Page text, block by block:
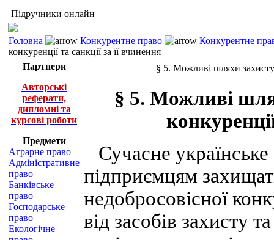
Підручники онлайн
Головна Конкурентне право
Конкурентне
конкуренції та санкції за її вчинення
Партнери
Авторські
реферати,
дипломні та
курсові роботи
Предмети
Аграрне право
Адміністративне
право
Банківське
право
Господарське
право
Екологічне
§ 5. Можливі шляхи захисту
§ 5. Можливі
Сучасне
підприємцям
недобросовісної
від засобів захисту